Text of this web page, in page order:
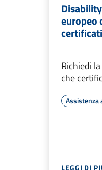
europeo
Richiedi
che
Assistenza